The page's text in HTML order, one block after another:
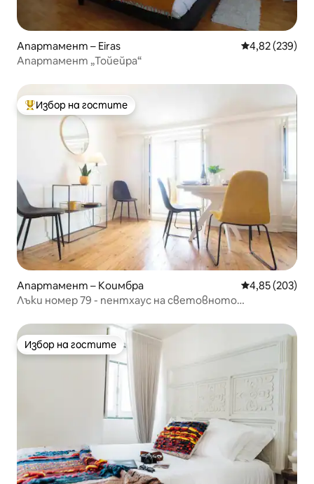
Апартамент – Eiras Средна
4,82 (239)
Апартамент „Тойейра“
Най-популярен избор на гостите
Избор на гостите
Апартамент – Коимбра Средна
4,85 (203)
Лъки номер 79 - пентхаус на световното
Избор на гостите
Избор на гостите